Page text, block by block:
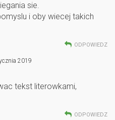
sie.
i oby wiecej takich
ODPOWIEDZ
2019
tekst literowkami,
ODPOWIEDZ